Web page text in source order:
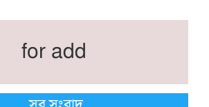
for add